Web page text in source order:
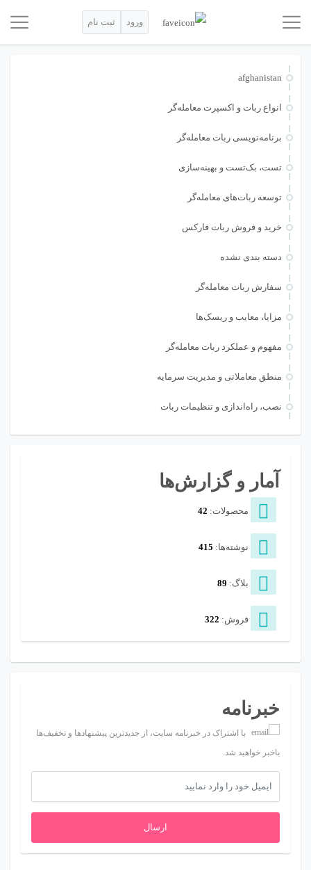
ورود ثبت نام
afghanistan
انواع ربات و اکسپرت معامله‌گر
برنامه‌نویسی ربات معامله‌گر
تست، بک‌تست و بهینه‌سازی
توسعه ربات‌های معامله‌گر
خرید و فروش ربات فارکس
دسته بندی نشده
سفارش ربات معامله‌گر
مزایا، معایب و ریسک‌ها
مفهوم و عملکرد ربات معامله‌گر
منطق معاملاتی و مدیریت سرمایه
نصب، راه‌اندازی و تنظیمات ربات
آمار و گزارش‌ها
محصولات: 42
نوشته‌ها: 415
بلاگ: 89
فروش: 322
خبرنامه
با اشتراک در خبرنامه سایت، از جدیدترین پیشنهادها و تخفیف‌ها
باخبر خواهید شد.
ارسال